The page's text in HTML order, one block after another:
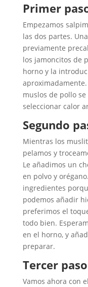
Primer
Empezamos
las dos partes.
previamente
los jamoncitos de
horno y la
muslos de pollo
seleccionar calor
Segundo
Mientras los
pelamos y
Le añadimos un
en polvo y
ingredientes
podemos añadir
preferimos el
todo bien.
en el horno, y
preparar.
Tercer paso
Vamos ahora con